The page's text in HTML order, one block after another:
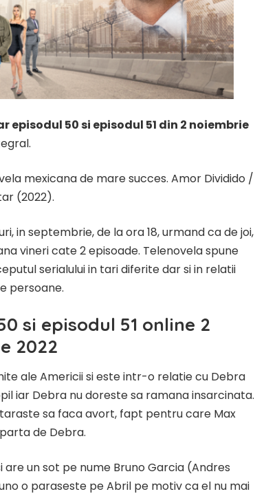
episodul 50 si episodul 51 din 2 noiembrie
mexicana de mare succes. Amor Dividido /
(2022).
in septembrie, de la ora 18, urmand ca de joi,
vineri cate 2 episoade. Telenovela spune
serialului in tari diferite dar si in relatii
persoane.
si episodul 51 online 2
2022
ale Americii si este intr-o relatie cu Debra
iar Debra nu doreste sa ramana insarcinata.
sa faca avort, fapt pentru care Max
de Debra.
un sot pe nume Bruno Garcia (Andres
o paraseste pe Abril pe motiv ca el nu mai